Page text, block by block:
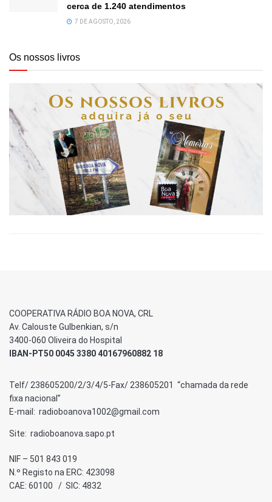
cerca de 1.240 atendimentos
7 DE AGOSTO, 2026
Os nossos livros
COOPERATIVA RÁDIO BOA NOVA, CRL
Av. Calouste Gulbenkian, s/n
3400-060 Oliveira do Hospital
IBAN-PT50 0045 3380 40167960882 18
Telf/ 238605200/2/3/4/5-Fax/ 238605201 “chamada da rede
fixa nacional”
E-mail: radioboanova1002@gmail.com
Site: radioboanova.sapo.pt
NIF – 501 843 019
N.º Registo na ERC: 423098
CAE: 60100 / SIC: 4832